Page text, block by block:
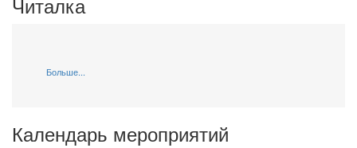
Больше...
Календарь мероприятий